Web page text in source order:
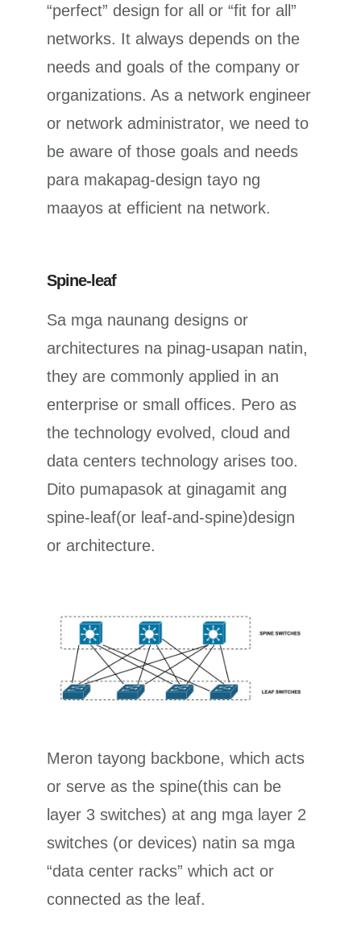
“perfect” design for all or “fit for all”
networks. It always depends on the
needs and goals of the company or
organizations. As a network engineer
or network administrator, we need to
be aware of those goals and needs
para makapag-design tayo ng
maayos at efficient na network.
Spine-leaf
Sa mga naunang designs or
architectures na pinag-usapan natin,
they are commonly applied in an
enterprise or small offices. Pero as
the technology evolved, cloud and
data centers technology arises too.
Dito pumapasok at ginagamit ang
spine-leaf(or leaf-and-spine)design
or architecture.
Meron tayong backbone, which acts
or serve as the spine(this can be
layer 3 switches) at ang mga layer 2
switches (or devices) natin sa mga
“data center racks” which act or
connected as the leaf.